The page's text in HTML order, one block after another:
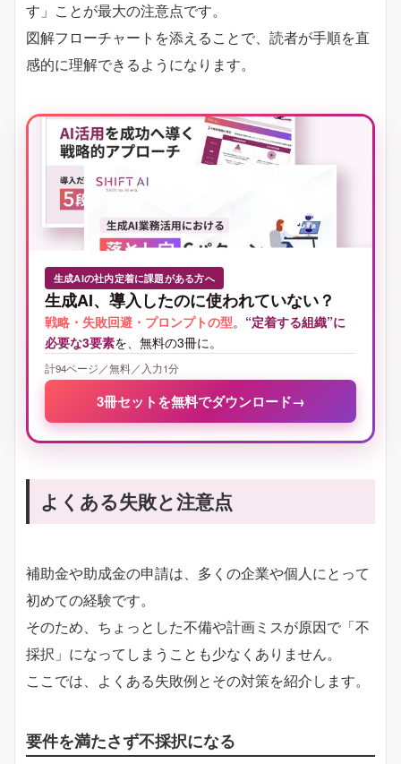
す」ことが最大の注意点です。
図解フローチャートを添えることで、読者が手順を直
感的に理解できるようになります。
生成AIの社内定着に課題がある方へ
生成AI、導入したのに使われていない？
戦略・失敗回避・プロンプトの型。 “定着する組織”に
必要な3要素を、無料の3冊に。
計94ページ／無料／入力1分
3冊セットを無料でダウンロード→
よくある失敗と注意点
補助金や助成金の申請は、多くの企業や個人にとって
初めての経験です。
そのため、ちょっとした不備や計画ミスが原因で「不
採択」になってしまうことも少なくありません。
ここでは、よくある失敗例とその対策を紹介します。
要件を満たさず不採択になる